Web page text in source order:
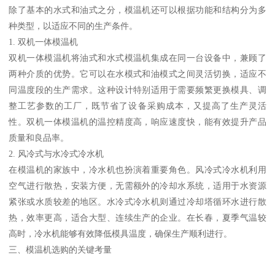
除了基本的水式和油式之分，模温机还可以根据功能和结构分为多
种类型，以适应不同的生产条件。
1. 双机一体模温机
双机一体模温机将油式和水式模温机集成在同一台设备中，兼顾了
两种介质的优势。它可以在水模式和油模式之间灵活切换，适应不
同温度段的生产需求。这种设计特别适用于需要频繁更换模具、调
整工艺参数的工厂，既节省了设备采购成本，又提高了生产灵活
性。双机一体模温机的温控精度高，响应速度快，能有效提升产品
质量和良品率。
2. 风冷式与水冷式冷水机
在模温机的家族中，冷水机也扮演着重要角色。风冷式冷水机利用
空气进行散热，安装方便，无需额外的冷却水系统，适用于水资源
紧张或水质较差的地区。水冷式冷水机则通过冷却塔循环水进行散
热，效率更高，适合大型、连续生产的企业。在长春，夏季气温较
高时，冷水机能够有效降低模具温度，确保生产顺利进行。
三、模温机选购的关键考量